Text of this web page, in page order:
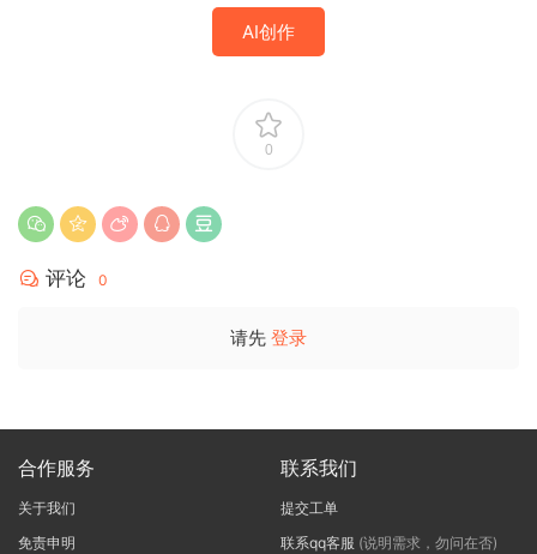
AI创作
0
评论 0
请先 登录
合作服务
关于我们
免责申明
联系我们
提交工单
联系qq客服 (说明需求，勿问在否)